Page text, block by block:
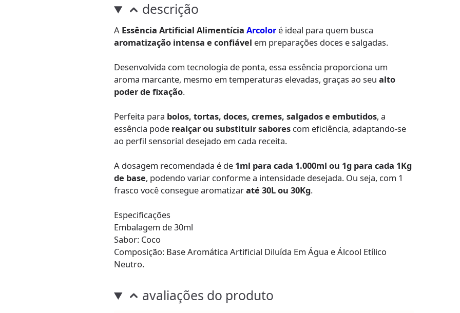
descrição
A Essência Artificial AlimentíciaArcolor é ideal para quem busca
aromatização intensa e confiável em preparações doces e salgadas.
Desenvolvida com tecnologia de ponta, essa essência proporciona um
aroma marcante, mesmo em temperaturas elevadas, graças ao seualto
poder de fixação.
Perfeita para bolos, tortas, doces, cremes, salgados e embutidos, a
essência pode realçar ou substituir sabores com eficiência, adaptando-se
ao perfil sensorial desejado em cada receita.
A dosagem recomendada é de 1ml para cada 1.000ml ou 1g para cada 1Kg
de base, podendo variar conforme a intensidade desejada. Ou seja, com 1
frasco você consegue aromatizaraté 30L ou 30Kg.
Especificações
Embalagem de 30ml
Sabor: Coco
Composição: Base Aromática Artificial Diluída Em Água e Álcool Etílico
Neutro.
avaliações do produto